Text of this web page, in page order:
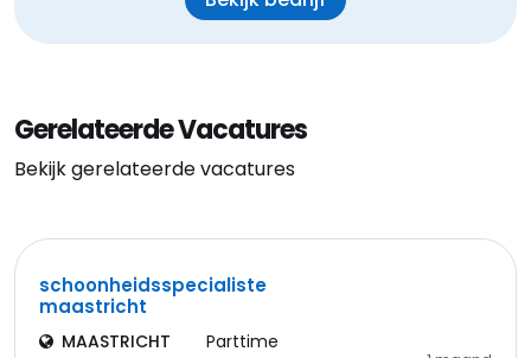
Gerelateerde Vacatures
Bekijk gerelateerde vacatures
schoonheidsspecialiste
maastricht
MAASTRICHT Parttime